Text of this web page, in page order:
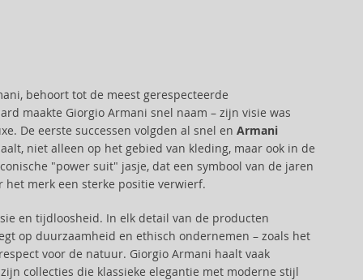
behoort tot de meest gerespecteerde
maakte Giorgio Armani snel naam – zijn visie was
De eerste successen volgden al snel en Armani
niet alleen op het gebied van kleding, maar ook in de
"power suit" jasje, dat een symbool van de jaren
merk een sterke positie verwierf.
en tijdloosheid. In elk detail van de producten
op duurzaamheid en ethisch ondernemen – zoals het
voor de natuur. Giorgio Armani haalt vaak
collecties die klassieke elegantie met moderne stijl